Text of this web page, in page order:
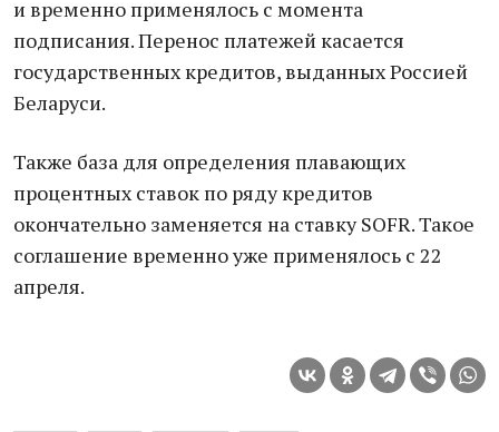
и временно применялось с момента
подписания. Перенос платежей касается
государственных кредитов, выданных Россией
Беларуси.
Также база для определения плавающих
процентных ставок по ряду кредитов
окончательно заменяется на ставку SOFR. Такое
соглашение временно уже применялось с 22
апреля.